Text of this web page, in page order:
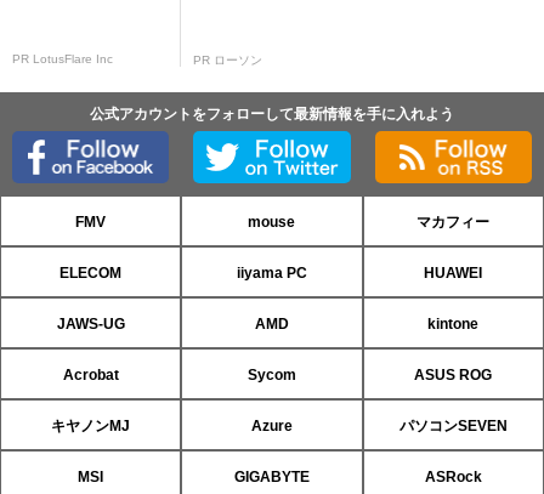
PR LotusFlare Inc PR ローソン
公式アカウントをフォローして最新情報を手に入れよう
FMV mouse マカフィー
ELECOM iiyama PC HUAWEI
JAWS-UG AMD kintone
Acrobat Sycom ASUS ROG
キヤノンMJ Azure パソコンSEVEN
MSI GIGABYTE ASRock